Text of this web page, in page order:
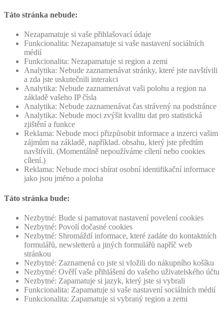
Táto stránka nebude:
Nezapamatuje si vaše přihlašovací údaje
Funkcionalita: Nezapamatuje si vaše nastavení sociálních
médií
Funkcionalita: Nezapamatuje si region a zemi
Analytika: Nebude zaznamenávat stránky, které jste navštívili
a zda jste uskutečnili interakci
Analytika: Nebude zaznamenávat vaši polohu a region na
základě vašeho IP čísla
Analytika: Nebude zaznamenávat čas strávený na podstránce
Analytika: Nebude moci zvýšit kvalitu dat pro statistická
zjištění a funkce
Reklama: Nebude moci přizpůsobit informace a inzerci vašim
zájmům na základě, například. obsahu, který jste předtím
navštívili. (Momentálně nepoužíváme cílení nebo cookies
cílení.)
Reklama: Nebude moci sbírat osobní identifikační informace
jako jsou jméno a poloha
Táto stránka bude:
Nezbytné: Bude si pamatovat nastavení povelení cookies
Nezbytné: Povolí dočasné cookies
Nezbytné: Shromáždí informace, které zadáte do kontaktních
formulářů, newsletterů a jiných formulářů napříč web
stránkou
Nezbytné: Zaznamená co jste si vložili do nákupního košíku
Nezbytné: Ověří vaše přihlášení do vašeho uživatelského účtu
Nezbytné: Zapamatuje si jazyk, který jste si vybrali
Funkcionalita: Zapamatuje si vaše nastavení sociálních médií
Funkcionalita: Zapamatuje si vybraný region a zemi